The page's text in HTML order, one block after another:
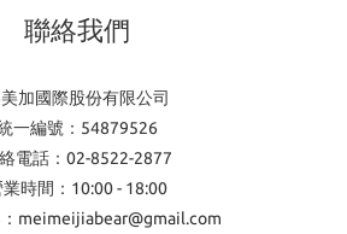
聯絡我們
加國際股份有限公司
一編號：54879526
電話：02-8522-2877
業時間：10:00 - 18:00
meimeijiabear@gmail.com